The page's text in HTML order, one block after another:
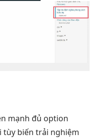
mạnh đủ option
tùy biến trải nghiệm